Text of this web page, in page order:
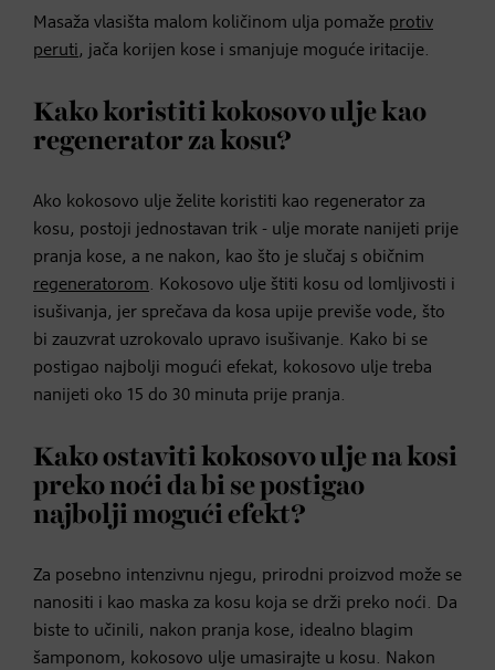
Masaža vlasišta malom količinom ulja pomaže protiv
peruti, jača korijen kose i smanjuje moguće iritacije.
Kako koristiti kokosovo ulje kao
regenerator za kosu?
Ako kokosovo ulje želite koristiti kao regenerator za
kosu, postoji jednostavan trik - ulje morate nanijeti prije
pranja kose, a ne nakon, kao što je slučaj s običnim
regeneratorom. Kokosovo ulje štiti kosu od lomljivosti i
isušivanja, jer sprečava da kosa upije previše vode, što
bi zauzvrat uzrokovalo upravo isušivanje. Kako bi se
postigao najbolji mogući efekat, kokosovo ulje treba
nanijeti oko 15 do 30 minuta prije pranja.
Kako ostaviti kokosovo ulje na kosi
preko noći da bi se postigao
najbolji mogući efekt?
Za posebno intenzivnu njegu, prirodni proizvod može se
nanositi i kao maska za kosu koja se drži preko noći. Da
biste to učinili, nakon pranja kose, idealno blagim
šamponom, kokosovo ulje umasirajte u kosu. Nakon